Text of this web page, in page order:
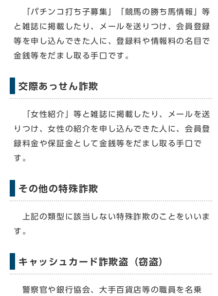
「パチンコ打ち子募集」「競馬の勝ち馬情報」等
と雑誌に掲載したり、メールを送りつけ、会員登録
等を申し込んできた人に、登録料や情報料の名目で
金銭等をだまし取る手口です。
交際あっせん詐欺
「女性紹介」等と雑誌に掲載したり、メールを送
りつけ、女性の紹介を申し込んできた人に、会員登
録料金や保証金として金銭等をだまし取る手口で
す。
その他の特殊詐欺
上記の類型に該当しない特殊詐欺のことをいいま
す。
キャッシュカード詐欺盗（窃盗）
警察官や銀行協会、大手百貨店等の職員を名乗